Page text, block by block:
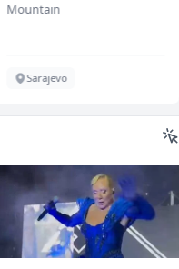
Mountain
Sarajevo